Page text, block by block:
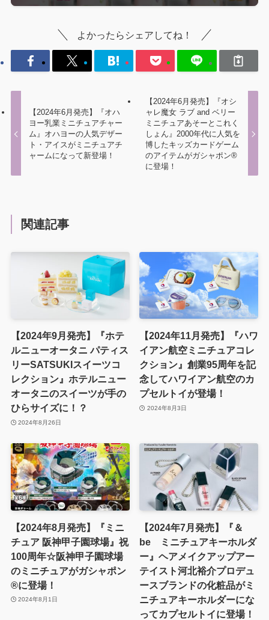
よかったらシェアしてね！
【2024年6月発売】『オハ
ヨー乳業ミニチュアチャー
ム』オハヨーの人気デザー
ト・アイスがミニチュアチ
ャームになって新登場！
【2024年6月発売】『オシ
ャレ魔女 ラブ and ベリー
ミニチュアあそーとこれく
しょん』2000年代に人気を
博したキッズカードゲーム
のアイテムがガシャポン®
に登場！
関連記事
【2024年9月発売】『ホテ
ルニューオータニ パティス
リーSATSUKIスイーツコ
レクション』ホテルニュー
オータニのスイーツが手の
ひらサイズに！？
2024年8月26日
【2024年11月発売】『ハワ
イアン航空ミニチュアコレ
クション』創業95周年を記
念してハワイアン航空のカ
プセルトイが登場！
2024年8月3日
【2024年8月発売】『ミニ
チュア 阪神甲子園球場』祝
100周年☆阪神甲子園球場
のミニチュアがガシャポン
®に登場！
2024年8月1日
【2024年7月発売】『＆
be ミニチュアキーホルダ
ー』ヘアメイクアップアー
テイスト河北裕介プロデュ
ースブランドの化粧品がミ
ニチュアキーホルダーにな
ってカプセルトイに登場！